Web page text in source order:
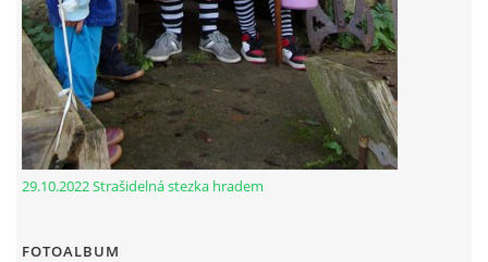
29.10.2022 Strašidelná stezka hradem
FOTOALBUM